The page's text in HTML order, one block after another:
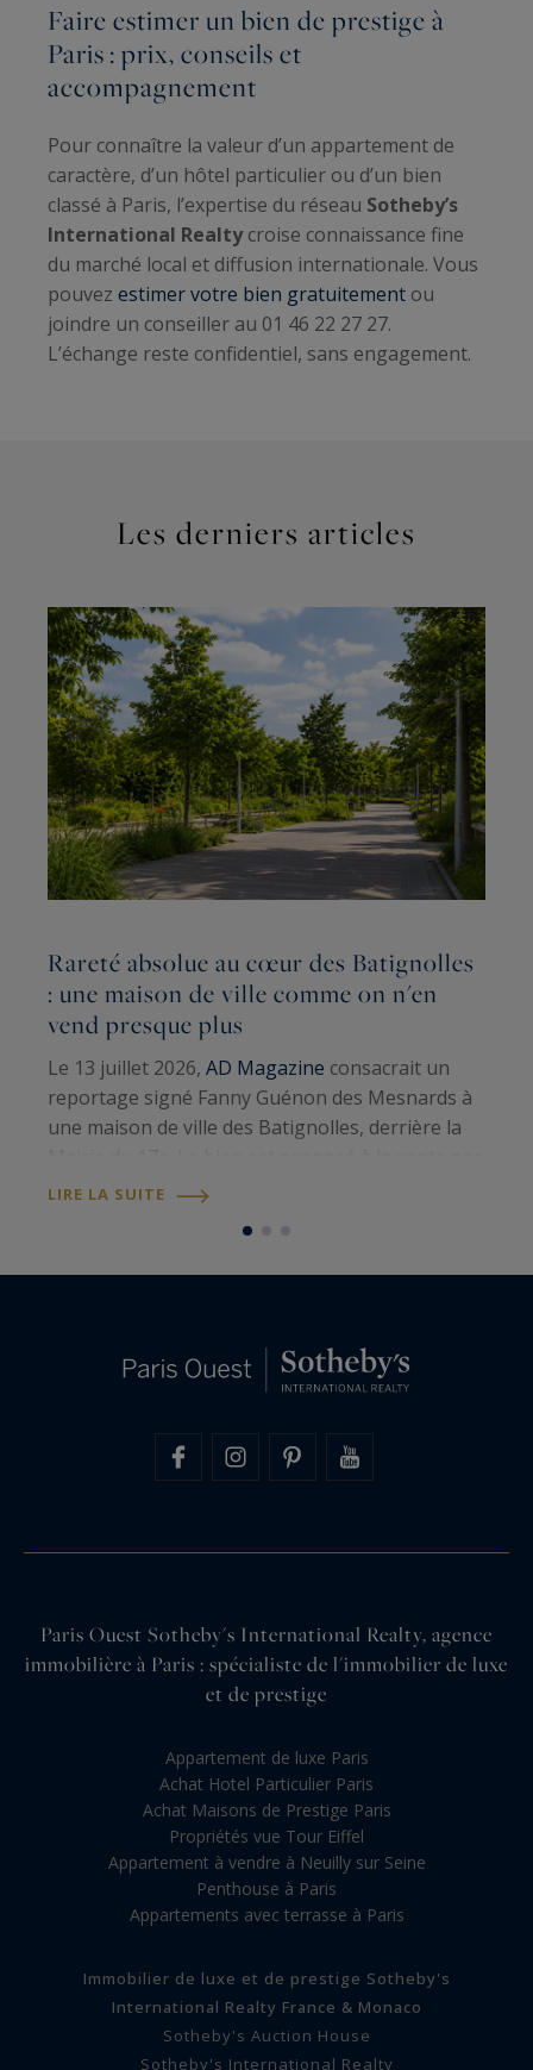
Faire estimer un bien de prestige à
Paris : prix, conseils et
accompagnement
Pour connaître la valeur d’un appartement de
caractère, d’un hôtel particulier ou d’un bien
classé à Paris, l’expertise du réseau Sotheby’s
International Realtycroise connaissance fine
du marché local et diffusion internationale. Vous
pouvez estimer votre bien gratuitement ou
joindre un conseiller au 01 46 22 27 27.
L’échange reste confidentiel, sans engagement.
Les derniers articles
Rareté absolue au cœur des Batignolles
: une maison de ville comme on n'en
vend presque plus
Le 13 juillet 2026, AD Magazine consacrait un
reportage signé Fanny Guénon des Mesnards à
une maison de ville des Batignolles, derrière la
Paris Ouest Sotheby’s International Realty
LIRE LA SUITE
Paris Ouest Sotheby's International Realty, agence
immobilière à Paris : spécialiste de l'immobilier de luxe
et de prestige
Appartement de luxe Paris
Achat Hotel Particulier Paris
Achat Maisons de Prestige Paris
Propriétés vue Tour Eiffel
Appartement à vendre à Neuilly sur Seine
Penthouse à Paris
Appartements avec terrasse à Paris
Immobilier de luxe et de prestige Sotheby's
International Realty France & Monaco
Sotheby's Auction House
Sotheby's International Realty